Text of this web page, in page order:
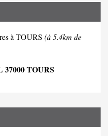
à TOURS (à 5.4km de
TOURS